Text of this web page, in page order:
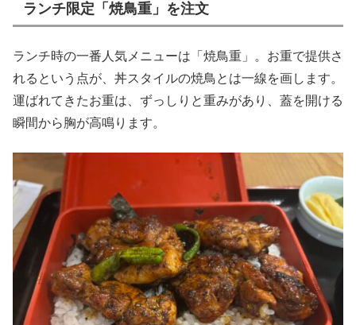
ランチ限定「焼鳥重」を注文
ランチ時の一番人気メニューは「焼鳥重」。お重で提供さ
れるという点が、丼スタイルの焼鳥とは一線を画します。
運ばれてきたお重は、ずっしりと重みがあり、蓋を開ける
瞬間から胸が高鳴ります。